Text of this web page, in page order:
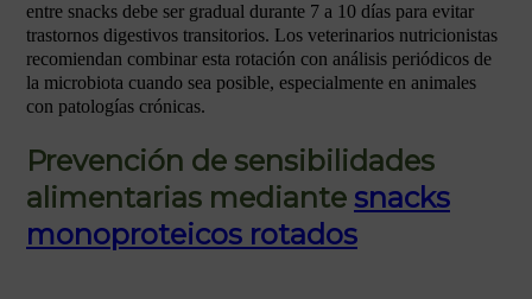
entre snacks debe ser gradual durante 7 a 10 días para evitar
trastornos digestivos transitorios. Los veterinarios nutricionistas
recomiendan combinar esta rotación con análisis periódicos de
la microbiota cuando sea posible, especialmente en animales
con patologías crónicas.
Prevención de sensibilidades
alimentarias mediante snacks
monoproteicos rotados